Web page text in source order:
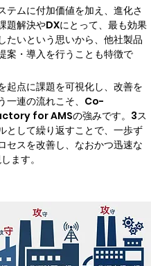
テムに付加価値を加え、進化さ
題解決やDXにとって、最も効果
たいという思いから、他社製品
案・導入を行うことも特徴で
起点に課題を可視化し、改善を
一連の流れこそ、Co-
for AMSの強みです。3ス
として繰り返すことで、一歩ず
セスを改善し、なおかつ迅速な
ます。